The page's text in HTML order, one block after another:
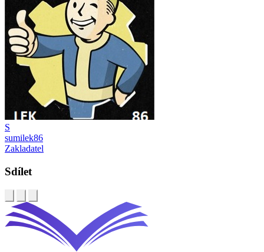
S
sumilek86
Zakladatel
Sdílet